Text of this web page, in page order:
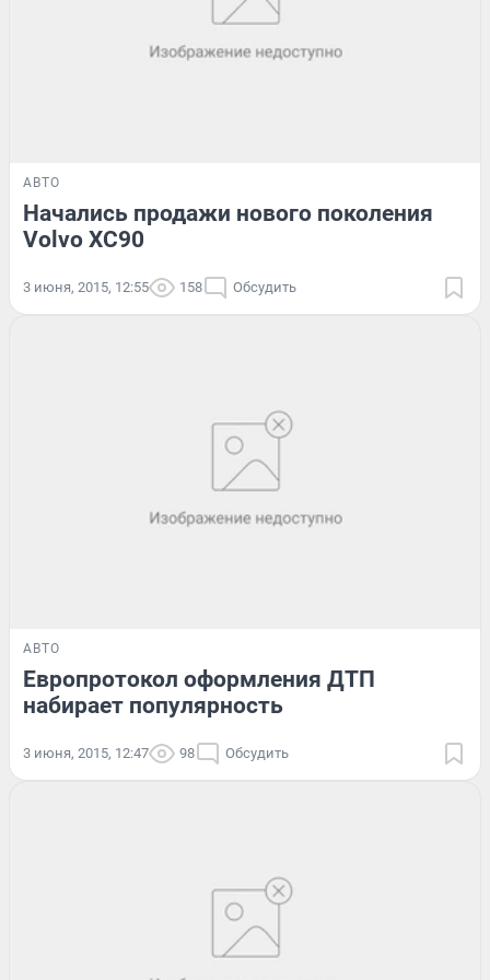
АВТО
Начались продажи нового поколения
Volvo XC90
3 июня, 2015, 12:55 158 Обсудить
АВТО
Европротокол оформления ДТП
набирает популярность
3 июня, 2015, 12:47 98 Обсудить